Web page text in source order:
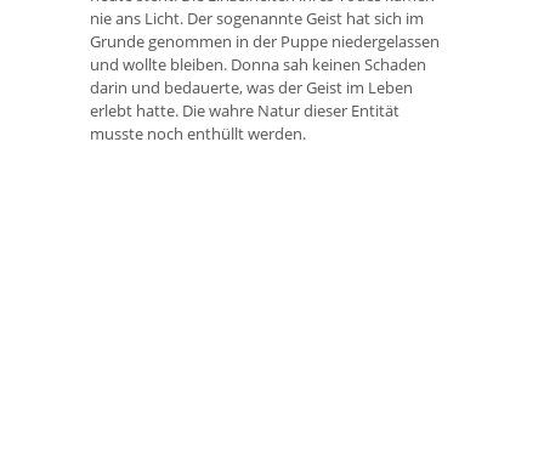
nie ans Licht. Der sogenannte Geist hat sich im
Grunde genommen in der Puppe niedergelassen
und wollte bleiben. Donna sah keinen Schaden
darin und bedauerte, was der Geist im Leben
erlebt hatte. Die wahre Natur dieser Entität
musste noch enthüllt werden.